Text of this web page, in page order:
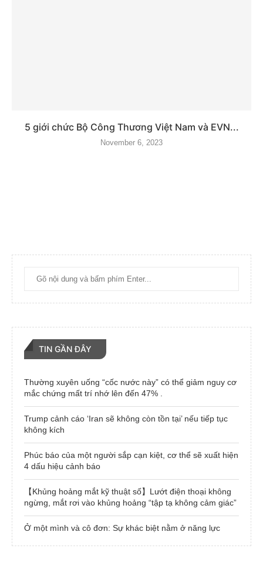
5 giới chức Bộ Công Thương Việt Nam và EVN...
November 6, 2023
TIN GẦN ĐÂY
Thường xuyên uống “cốc nước này” có thể giảm nguy cơ
mắc chứng mất trí nhớ lên đến 47% .
Trump cảnh cáo ‘Iran sẽ không còn tồn tại’ nếu tiếp tục
không kích
Phúc báo của một người sắp cạn kiệt, cơ thể sẽ xuất hiện
4 dấu hiệu cảnh báo
【Khủng hoảng mắt kỹ thuật số】Lướt điện thoại không
ngừng, mắt rơi vào khủng hoảng “tập tạ không cảm giác”
Ở một mình và cô đơn: Sự khác biệt nằm ở năng lực